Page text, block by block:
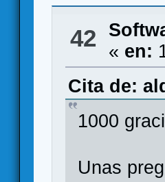
42
« en:
Cita de:
1000
Unas